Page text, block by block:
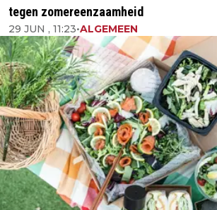
tegen zomereenzaamheid
29 JUN , 11:23•ALGEMEEN